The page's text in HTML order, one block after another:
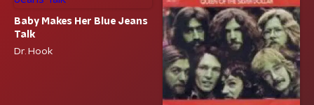
Baby Makes Her Blue Jeans
Talk
Dr. Hook